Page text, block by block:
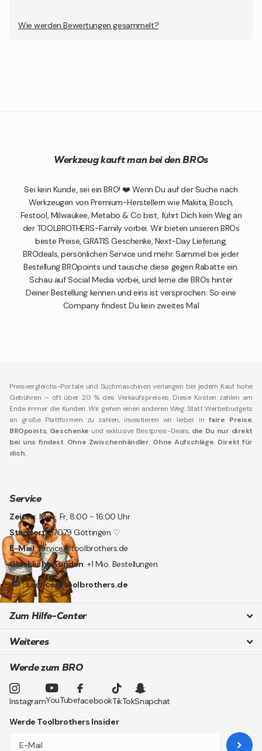
Wie werden Bewertungen gesammelt?
Werkzeug kauft man bei den BROs
Sei kein Kunde, sei ein BRO! ❤️ Wenn Du auf der Suche nach
Werkzeugen von Premium-Herstellern wie Makita, Bosch,
Festool, Milwaukee, Metabo & Co bist, führt Dich kein Weg an
der TOOLBROTHERS-Family vorbei. Wir bieten unseren BROs
beste Preise, GRATIS Geschenke, Next-Day Lieferung,
BROdeals, persönlichen Service und mehr. Sammel bei jeder
Bestellung BROpoints und tausche diese gegen Rabatte ein.
Schau auf Social Media vorbei, und lerne die BROs hinter
Deiner Bestellung kennen und eins ist versprochen: So eine
Company findest Du kein zweites Mal
Preisvergleichs-Portale und Suchmaschinen verlangen bei jedem Kauf hohe
Gebühren – oft über 20 % des Verkaufspreises. Diese Kosten zahlen am
Ende immer die Kunden. Wir gehen einen anderen Weg: Statt Werbebudgets
an große Plattformen zu zahlen, investieren wir lieber in faire Preise,
BROpoints, Geschenke und exklusive Bestpreis-Deals, die Du nur direkt
bei uns findest. Ohne Zwischenhändler. Ohne Aufschläge. Direkt für
dich.
Service
Zeiten: Mo - Fr, 8:00 - 16:00 Uhr
Standort: 37079 Göttingen ♡
E-Mail: service@toolbrothers.de
Glückliche Kunden: +1 Mio. Bestellungen
service@toolbrothers.de
Zum Hilfe-Center
Weiteres
Werde zum BRO
InstagramYouTubefacebookTikTokSnapchat
Werde Toolbrothers Insider